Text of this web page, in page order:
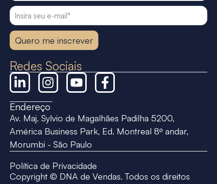
Quero me inscrever
Redes Sociais
Endereço
Av. Maj. Sylvio de Magalhães Padilha 5200,
América Business Park, Ed. Montreal 8º andar,
Morumbi - São Paulo
Política de Privacidade
Copyright © DNA de Vendas. Todos os direitos